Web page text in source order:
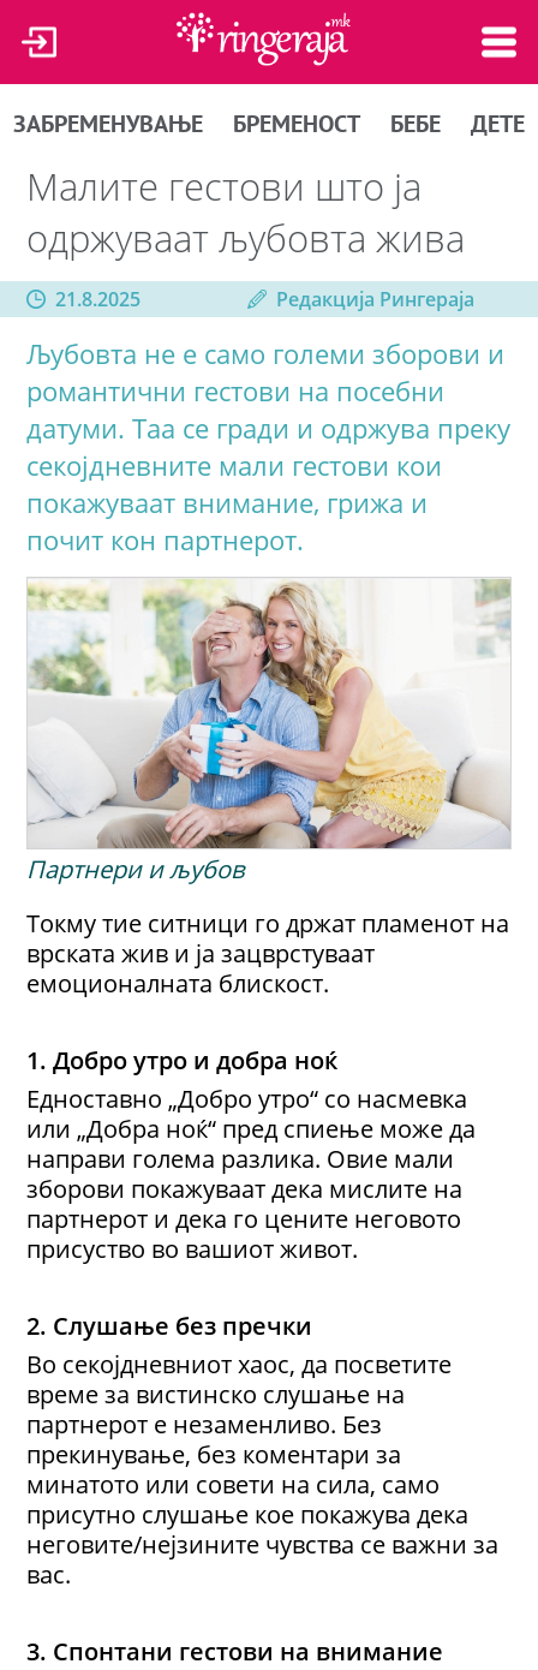
ЗАБРЕМЕНУВАЊЕ БРЕМЕНОСТ БЕБЕ ДЕТЕ
Малите гестови што ја
одржуваат љубовта жива
21.8.2025 Редакција Рингераја
Љубовта не е само големи зборови и
романтични гестови на посебни
датуми. Таа се гради и одржува преку
секојдневните мали гестови кои
покажуваат внимание, грижа и
почит кон партнерот.
Партнери и љубов
Токму тие ситници го држат пламенот на
врската жив и ја зацврстуваат
емоционалната блискост.
1. Добро утро и добра ноќ
Едноставно „Добро утро“ со насмевка
или „Добра ноќ“ пред спиење може да
направи голема разлика. Овие мали
зборови покажуваат дека мислите на
партнерот и дека го цените неговото
присуство во вашиот живот.
2. Слушање без пречки
Во секојдневниот хаос, да посветите
време за вистинско слушање на
партнерот е незаменливо. Без
прекинување, без коментари за
минатото или совети на сила, само
присутно слушање кое покажува дека
неговите/нејзините чувства се важни за
вас.
3. Спонтани гестови на внимание